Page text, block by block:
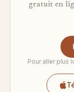
gratuit en
Pour aller plus